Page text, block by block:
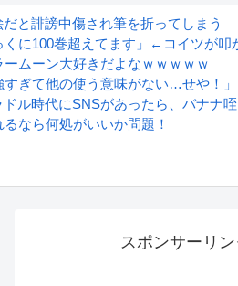
……
と誹謗中傷され筆を折ってしまう
くに100巻超えてます」←コイツが叩
ームーン大好きだよなｗｗｗｗｗ
ぎて他の使う意味がない…せや！
ル時代にSNSがあったら、バナナ
なら何処がいいか問題！
スポンサーリン